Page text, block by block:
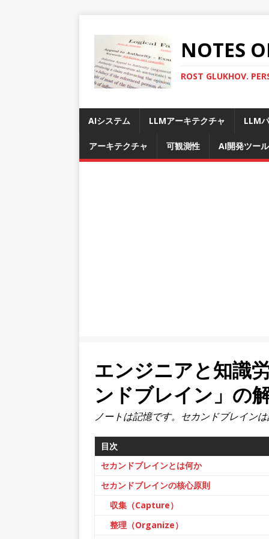
NOTES
ROST GLUKHOV.
AIシステム LLMアーキテクチャ LLM
アーキテクチャ 可観測性 AI開発ツール
エンジニアと知識
ンドブレイン」の
ノートは記憶です。セカンドブレイン
目次
セカンドブレインとは何か
セカンドブレインの核心原則
収集（Capture）
整理（Organize）